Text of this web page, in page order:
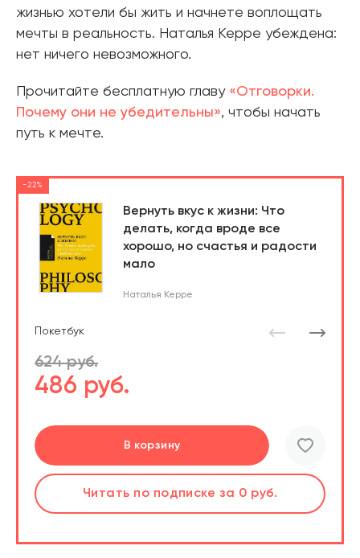
жизнью хотели бы жить и начнете воплощать
мечты в реальность. Наталья Керре убеждена:
нет ничего невозможного.
Прочитайте бесплатную главу «Отговорки.
Почему они не убедительны», чтобы начать
путь к мечте.
-22%
Вернуть вкус к жизни: Что
делать, когда вроде все
хорошо, но счастья и радости
мало
Наталья Керре
Покетбук
624 руб.
486 руб.
В корзину
В корзине
Читать по подписке за 0 руб.
В корзину
В корзине
Читать по подписке за 0 руб.
Перейти
Читать по подписке за 0 руб.
Перейти
Слушатьпо подпискеза 0 руб.